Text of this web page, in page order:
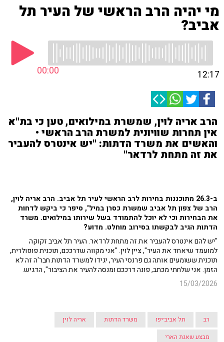
מי יהיה הרב הראשי של העיר תל
אביב?
00:00 12:17
הרב אריה לוין, שמשרת במילואים, טען כי בת"א
אין תחרות שוויונית למשרת הרב הראשי •
והאשים את משרד הדתות: "יש אינטרס להעביר
את זה מתחת לרדאר"
ב-26.3 מתוכננות בחירות לרב הראשי לעיר תל אביב. הרב אריה לוין,
הרב של צפון תל אביב שמשרת כסרן במיל', סיפר כי ביקש לדחות
את הבחירות וכי לא יוכל להתמודד בשל שירותו במילואים. משרד
הדתות הגיב לבקשתו בסירוב מוחלט. מדוע?
"יש להם אינטרס להעביר את זה מתחת לרדאר. העיר תל אביב זקוקה
למועמד שיאחד את העיר", ציין לוין. "אני מקווה שדרככם, תוכנית פופולרית,
תוכנית ששומעים אותה גם פרנסי העיר, יגידו למשרד הדתות חבר'ה זה לא
הזמן. אני שלחתי מכתב, פונה דרככם ומנסה להעיר את הציבור", הדגיש.
15/03/2026
רב תל אביב־יפו משרד הדתות
אריה לוין
מבצע שאגת הארי